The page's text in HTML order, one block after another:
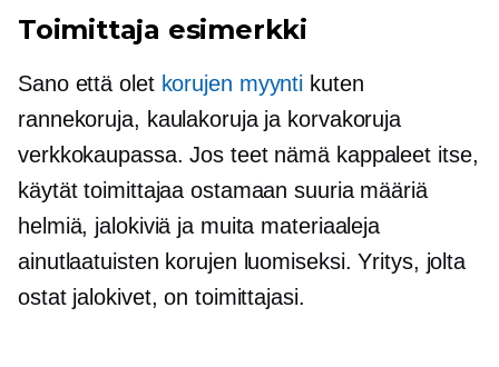
Toimittaja esimerkki
Sano että olet korujen myynti kuten
rannekoruja, kaulakoruja ja korvakoruja
verkkokaupassa. Jos teet nämä kappaleet itse,
käytät toimittajaa ostamaan suuria määriä
helmiä, jalokiviä ja muita materiaaleja
ainutlaatuisten korujen luomiseksi. Yritys, jolta
ostat jalokivet, on toimittajasi.